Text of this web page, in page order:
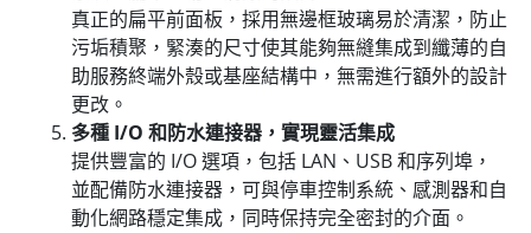
真正的扁平前面板，採用無邊框玻璃易於清潔，防止
污垢積聚，緊湊的尺寸使其能夠無縫集成到纖薄的自
助服務終端外殼或基座結構中，無需進行額外的設計
更改。
多種 I/O 和防水連接器，實現靈活集成
提供豐富的 I/O 選項，包括 LAN、USB 和序列埠，
並配備防水連接器，可與停車控制系統、感測器和自
動化網路穩定集成，同時保持完全密封的介面。